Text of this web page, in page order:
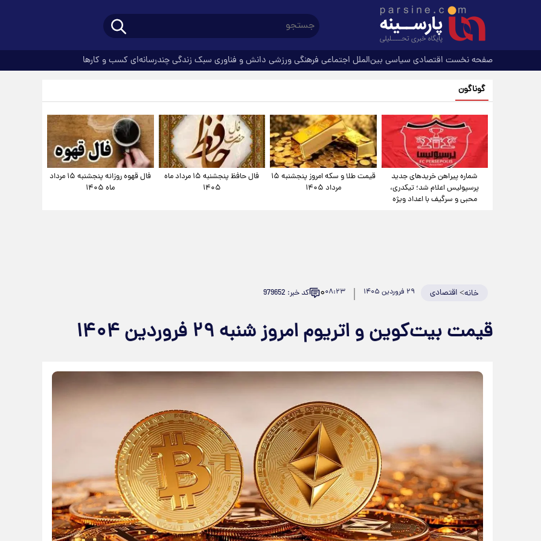
صفحه نخست اقتصادی سیاسی بین‌الملل اجتماعی فرهنگیورزشی دانش و فناوری سبک زندگیچندرسانه‌ای کسب و کارها
گوناگون
شماره پیراهن خریدهای جدید
پرسپولیس اعلام شد؛ تیکدری،
محبی و سرگیف با اعداد ویژه
قیمت طلا و سکه امروز پنجشنبه ۱۵
مرداد ۱۴۰۵
فال حافظ پنجشنبه ۱۵ مرداد ماه
۱۴۰۵
فال قهوه روزانه پنجشنبه ۱۵ مرداد
ماه ۱۴۰۵
خانه>اقتصادی ۲۹ فروردین ۱۴۰۵ ۰۸:۲۳۰ کد خبر: 979652
قیمت بیت‌کوین و اتریوم امروز شنبه ۲۹ فروردین ۱۴۰۴